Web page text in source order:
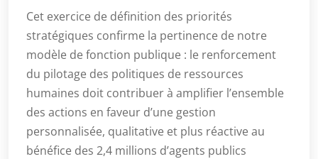
Cet exercice de définition des priorités
stratégiques confirme la pertinence de notre
modèle de fonction publique : le renforcement
du pilotage des politiques de ressources
humaines doit contribuer à amplifier l’ensemble
des actions en faveur d’une gestion
personnalisée, qualitative et plus réactive au
bénéfice des 2,4 millions d’agents publics